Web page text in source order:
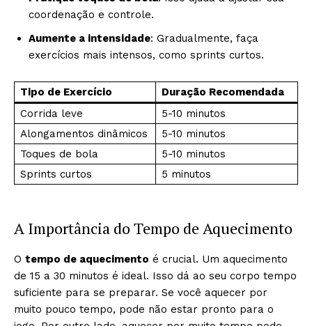
coordenação e controle.
Aumente a intensidade: Gradualmente, faça
exercícios mais intensos, como sprints curtos.
Tipo de Exercício
Duração Recomendada
Corrida leve
5-10 minutos
Alongamentos dinâmicos
5-10 minutos
Toques de bola
5-10 minutos
Sprints curtos
5 minutos
A Importância do Tempo de Aquecimento
O tempo de aquecimento é crucial. Um aquecimento
de 15 a 30 minutos é ideal. Isso dá ao seu corpo tempo
suficiente para se preparar. Se você aquecer por
muito pouco tempo, pode não estar pronto para o